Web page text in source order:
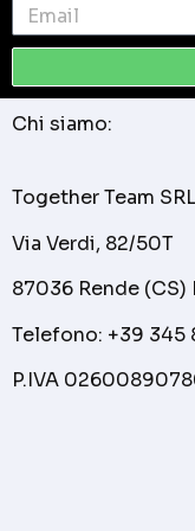
Chi siamo:
Together Team SRL
Via Verdi, 82/50T
87036 Rende (CS)
Telefono: +39 345
P.IVA